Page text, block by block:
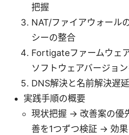
把握
NAT/ファイアウォール
シーの整合
Fortigateファームウェ
ソフトウェアバージョ
DNS解決と名前解決遅
実践手順の概要
現状把握 → 改善案の優
善を1つずつ検証 → 効